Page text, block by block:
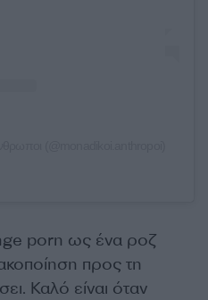
porn ως ένα ροζ
προς τη
Καλό είναι όταν